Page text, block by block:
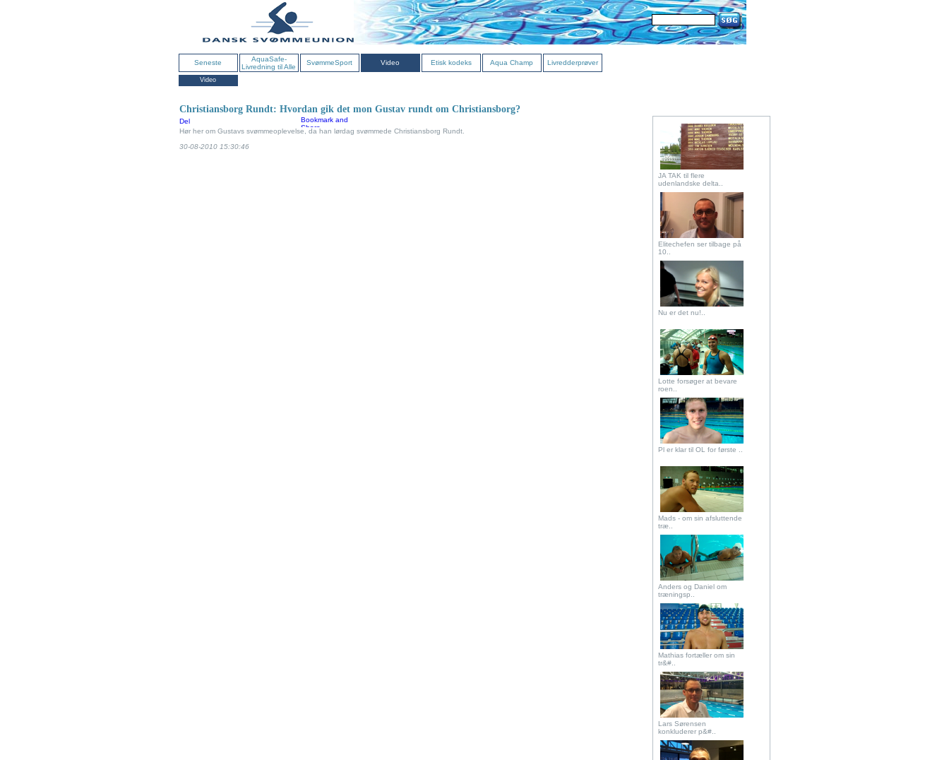
Seneste
AquaSafe-
Livredning til Alle
SvømmeSport Video Etisk kodeks Aqua Champ Livredderprøver
Video
Christiansborg Rundt: Hvordan gik det mon Gustav rundt om Christiansborg?
Del
Hør her om Gustavs svømmeoplevelse, da han lørdag svømmede Christiansborg Rundt.
30-08-2010 15:30:46
JA TAK til flere
udenlandske delta..
Elitechefen ser tilbage på
10..
Nu er det nu!..
Lotte forsøger at bevare
roen..
Pl er klar til OL for første ..
Mads - om sin afsluttende
træ..
Anders og Daniel om
træningsp..
Mathias fortæller om sin
tr&#..
Lars Sørensen
konkluderer p&#..